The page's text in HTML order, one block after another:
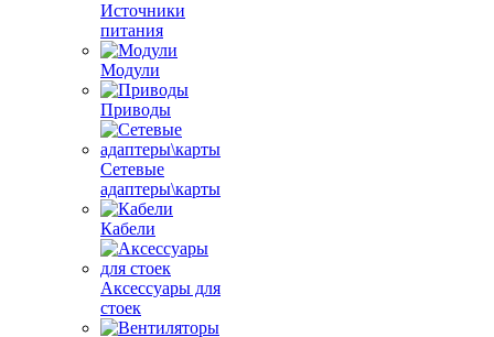
Источники
питания
Модули
Приводы
Сетевые
адаптеры\карты
Кабели
Аксессуары для
стоек